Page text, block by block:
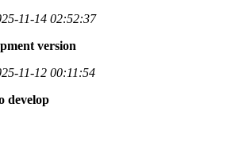
11-14 02:52:37
version
11-12 00:11:54
develop